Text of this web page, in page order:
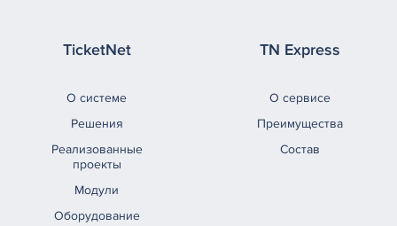
TicketNet
О системе
Решения
Реализованные
проекты
Модули
Оборудование
TN Express
О сервисе
Преимущества
Состав